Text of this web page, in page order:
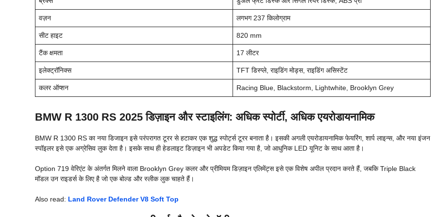
वज़न लगभग 237 किलोग्राम
सीट हाइट 820 mm
टैंक क्षमता 17 लीटर
इलेक्ट्रॉनिक्स TFT डिस्प्ले, राइडिंग मोड्स, राइडिंग असिस्टेंट
कलर ऑप्शन Racing Blue, Blackstorm, Lightwhite, Brooklyn Grey
BMW R 1300 RS 2025डिज़ाइन और स्टाइलिंग: अधिक स्पोर्टी, अधिक एयरोडायनामिक
BMW R 1300 RS का नया डिजाइन इसे परंपरागत टूरर से हटाकर एक शुद्ध स्पोर्ट्स टूरर बनाता है। इसकी अगली एयरोडायनामिक फेयरिंग, शार्प लाइन्स, और नया इंजन
स्पॉइलर इसे एक अग्रेसिव लुक देता है। इसके साथ ही हेडलाइट डिज़ाइन भी अपडेट किया गया है, जो आधुनिक LED यूनिट के साथ आता है।
Option 719 वेरिएंट के अंतर्गत मिलने वाला Brooklyn Grey कलर और प्रीमियम डिज़ाइन एलिमेंट्स इसे एक विशेष अपील प्रदान करते हैं, जबकि Triple Black
मॉडल उन राइडर्स के लिए है जो एक बोल्ड और स्लीक लुक चाहते हैं।
Also read: Land Rover Defender V8 Soft Top